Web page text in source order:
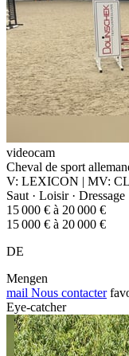
videocam
Cheval de sport
V: LEXICON | MV:
Saut · Loisir · Dressage
15 000 € à 20 000 €
15 000 € à 20 000 €
DE
Mengen
mail Nous contacter
Eye-catcher